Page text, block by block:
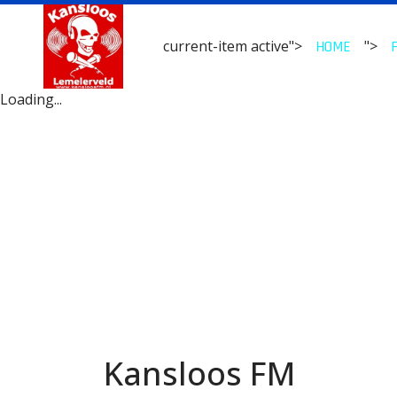
current-item active"> HOME ">
Loading...
Kansloos FM